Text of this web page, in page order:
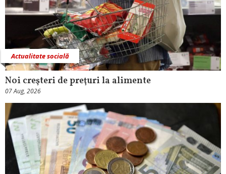
Actualitate socială
Noi creşteri de preţuri la alimente
07 Aug, 2026